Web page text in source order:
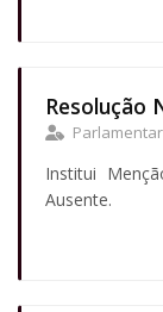
Resolução
Parlamentar
Institui
Ausente.